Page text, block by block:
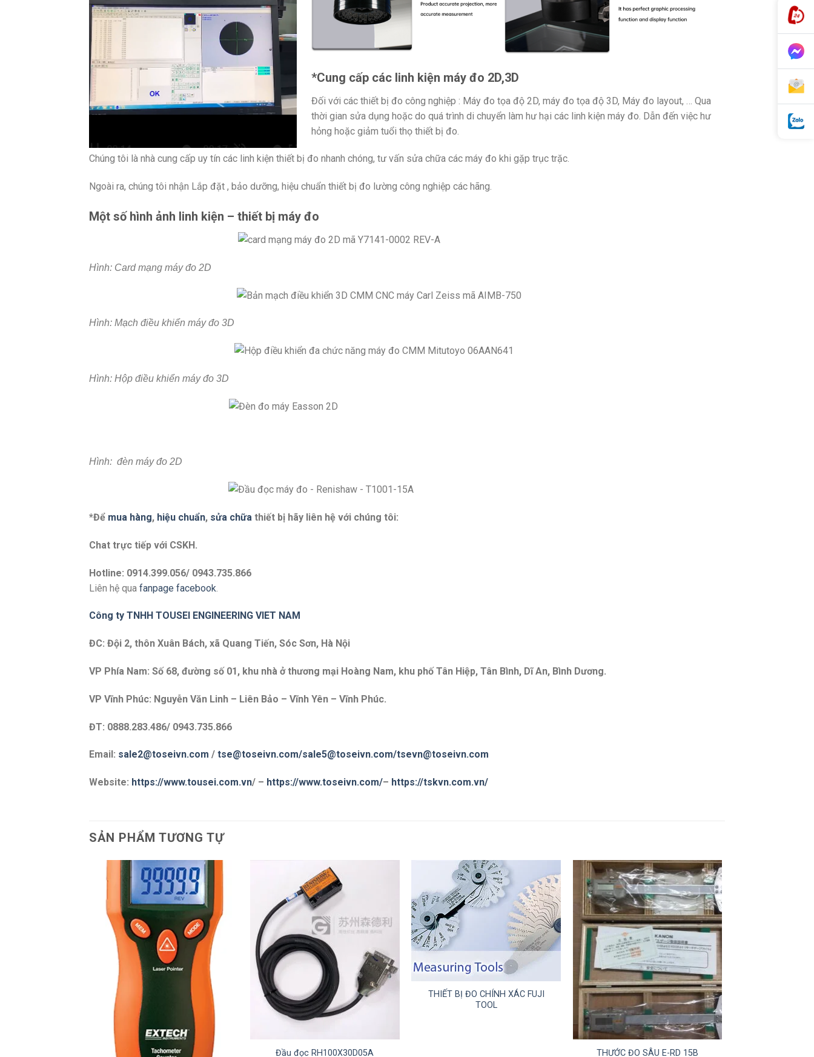
*Cung cấp các linh kiện máy đo 2D,3D
Đối với các thiết bị đo công nghiệp : Máy đo tọa độ 2D, máy đo tọa độ 3D, Máy đo layout, … Qua
thời gian sửa dụng hoặc do quá trình di chuyển làm hư hại các linh kiện máy đo. Dẫn đến việc hư
hỏng hoặc giảm tuổi thọ thiết bị đo.
Chúng tôi là nhà cung cấp uy tín các linh kiện thiết bị đo nhanh chóng, tư vấn sửa chữa các máy đo khi gặp trục trặc.
Ngoài ra, chúng tôi nhận Lắp đặt , bảo dưỡng, hiệu chuẩn thiết bị đo lường công nghiệp các hãng.
Một số hình ảnh linh kiện – thiết bị máy đo
Hình: Card mạng máy đo 2D
Hình: Mạch điều khiển máy đo 3D
Hình: Hộp điều khiển máy đo 3D
Hình: đèn máy đo 2D
*Để mua hàng, hiệu chuẩn, sửa chữa thiết bị hãy liên hệ với chúng tôi:
Chat trực tiếp với CSKH.
Hotline: 0914.399.056/ 0943.735.866
Liên hệ qua fanpage facebook
Công ty TNHH TOUSEI ENGINEERING VIET NAM
ĐC: Đội 2, thôn Xuân Bách, xã Quang Tiến, Sóc Sơn, Hà Nội
VP Phía Nam: Số 68, đường số 01, khu nhà ở thương mại Hoàng Nam, khu phố Tân Hiệp, Tân Bình, Dĩ An, Bình Dương.
VP Vĩnh Phúc: Nguyễn Văn Linh – Liên Bảo – Vĩnh Yên – Vĩnh Phúc.
ĐT: 0888.283.486/ 0943.735.866
Email: sale2@toseivn.com / tse@toseivn.com/sale5@toseivn.com/tsevn@toseivn.com
Website: https://www.tousei.com.vn/ – https://www.toseivn.com/– https://tskvn.com.vn/
SẢN PHẨM TƯƠNG TỰ
Đầu đọc RH100X30D05A
+
THIẾT BỊ ĐO CHÍNH XÁC FUJI
TOOL
+
THƯỚC ĐO SÂU E-RD 15B